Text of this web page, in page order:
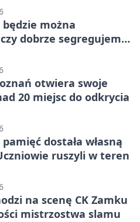
można
dobrze segregujemy
otwiera swoje
20 miejsc do odkrycia
dostała własną
ruszyli w teren
na scenę CK Zamku
mistrzostwa slamu